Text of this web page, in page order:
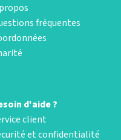
fréquentes
d'aide ?
client
et confidentialité